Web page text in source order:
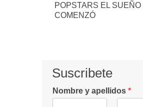
POPSTARS EL SUEÑO
COMENZÓ
Suscribete
Nombre y apellidos *